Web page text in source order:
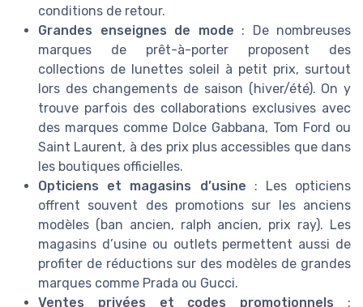
conditions de retour.
Grandes enseignes de mode : De nombreuses
marques de prêt-à-porter proposent des
collections de lunettes soleil à petit prix, surtout
lors des changements de saison (hiver/été). On y
trouve parfois des collaborations exclusives avec
des marques comme Dolce Gabbana, Tom Ford ou
Saint Laurent, à des prix plus accessibles que dans
les boutiques officielles.
Opticiens et magasins d’usine : Les opticiens
offrent souvent des promotions sur les anciens
modèles (ban ancien, ralph ancien, prix ray). Les
magasins d’usine ou outlets permettent aussi de
profiter de réductions sur des modèles de grandes
marques comme Prada ou Gucci.
Ventes privées et codes promotionnels :